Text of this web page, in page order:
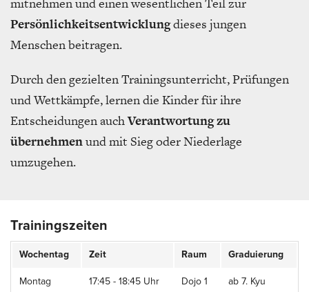
Persönlichkeitsentwicklungdieses jungen
Menschen beitragen.
Durch den gezielten Trainingsunterricht, Prüfungen
und Wettkämpfe, lernen die Kinder für ihre
Entscheidungen auchVerantwortung zu
übernehmenund mit Sieg oder Niederlage
umzugehen.
Trainingszeiten
Wochentag Zeit Raum Graduierung
Montag 17:45 - 18:45 Uhr Dojo 1 ab 7. Kyu